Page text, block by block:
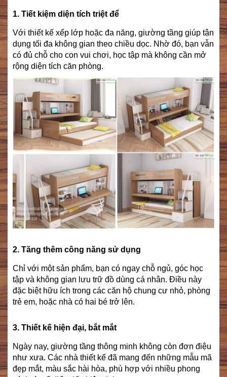
1. Tiết kiệm diện tích triệt để
Với thiết kế xếp lớp hoặc đa năng, giường tầng giúp tận
dụng tối đa không gian theo chiều dọc. Nhờ đó, bạn vẫn
có đủ chỗ cho con vui chơi, học tập mà không cần mở
rộng diện tích căn phòng.
2. Tăng thêm công năng sử dụng
Chỉ với một sản phẩm, bạn có ngay chỗ ngủ, góc học
tập và không gian lưu trữ đồ dùng cá nhân. Điều này
đặc biệt hữu ích trong các căn hộ chung cư nhỏ, phòng
trẻ em, hoặc nhà có hai bé trở lên.
3. Thiết kế hiện đại, bắt mắt
Ngày nay, giường tầng thông minh không còn đơn điệu
như xưa. Các nhà thiết kế đã mang đến những mẫu mã
đẹp mắt, màu sắc hài hòa, phù hợp với nhiều phong